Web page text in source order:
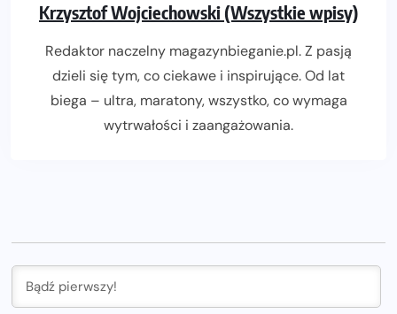
Krzysztof Wojciechowski (Wszystkie wpisy)
Redaktor naczelny magazynbieganie.pl. Z pasją
dzieli się tym, co ciekawe i inspirujące. Od lat
biega – ultra, maratony, wszystko, co wymaga
wytrwałości i zaangażowania.